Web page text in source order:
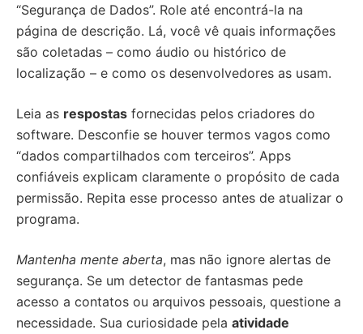
“Segurança de Dados”. Role até encontrá-la na
página de descrição. Lá, você vê quais informações
são coletadas – como áudio ou histórico de
localização – e como os desenvolvedores as usam.
Leia as respostas fornecidas pelos criadores do
software. Desconfie se houver termos vagos como
“dados compartilhados com terceiros”. Apps
confiáveis explicam claramente o propósito de cada
permissão. Repita esse processo antes de atualizar o
programa.
Mantenha mente aberta, mas não ignore alertas de
segurança. Se um detector de fantasmas pede
acesso a contatos ou arquivos pessoais, questione a
necessidade. Sua curiosidade pela atividade